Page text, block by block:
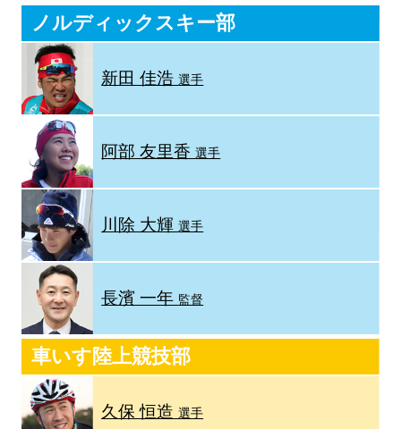
ノルディックスキー部
新田 佳浩選手
阿部 友里香選手
川除 大輝選手
長濱 一年 監督
車いす陸上競技部
久保 恒造選手